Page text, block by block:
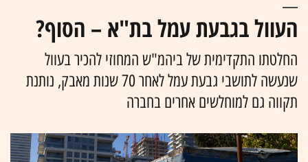
העוול בגבעת עמל בת"א – הסוף?
החלטתו התקדימית של ביהמ"ש המחוזי להכיר בעוול
שנעשה לתושבי גבעת עמל לאחר 70 שנות מאבק, נותנת
תקווה גם למוחלשים אחרים בחברה